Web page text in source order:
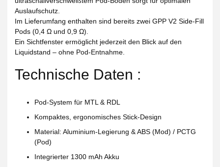
Auslaufschutz.
Im Lieferumfang enthalten sind bereits zwei GPP V2 Side-Fill
Pods (0,4 Ω und 0,9 Ω).
Ein Sichtfenster ermöglicht jederzeit den Blick auf den
Liquidstand – ohne Pod-Entnahme.
Technische Daten :
Pod-System für MTL & RDL
Kompaktes, ergonomisches Stick-Design
Material: Aluminium-Legierung & ABS (Mod) / PCTG
(Pod)
Integrierter 1300 mAh Akku